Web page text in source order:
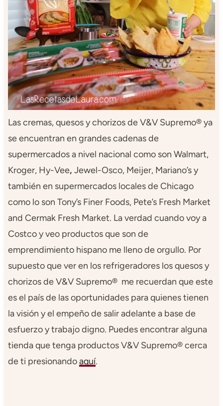
Las cremas, quesos y chorizos de V&V Supremo® ya
se encuentran en grandes cadenas de
supermercados a nivel nacional como son Walmart,
Kroger, Hy-Vee, Jewel-Osco, Meijer, Mariano’s y
también en supermercados locales de Chicago
como lo son Tony’s Finer Foods, Pete’s Fresh Market
and Cermak Fresh Market. La verdad cuando voy a
Costco y veo productos que son de
emprendimiento hispano me lleno de orgullo. Por
supuesto que ver en los refrigeradores los quesos y
chorizos de V&V Supremo® me recuerdan que este
es el país de las oportunidades para quienes tienen
la visión y el empeño de salir adelante a base de
esfuerzo y trabajo digno. Puedes encontrar alguna
tienda que tenga productos V&V Supremo® cerca
de ti presionandoaquí.